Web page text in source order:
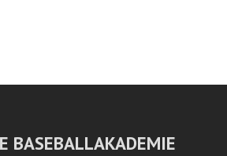
BASEBALLAKADEMIE